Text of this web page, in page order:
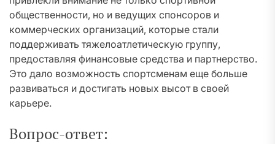
общественности, но и ведущих спонсоров и
коммерческих организаций, которые стали
поддерживать тяжелоатлетическую группу,
предоставляя финансовые средства и партнерство.
Это дало возможность спортсменам еще больше
развиваться и достигать новых высот в своей
карьере.
Вопрос-ответ: